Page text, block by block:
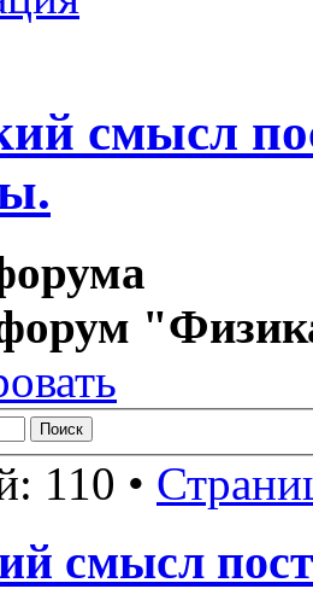
смысл
110 •
смысл